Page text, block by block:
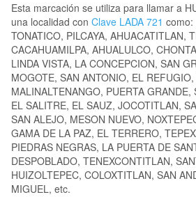
Esta marcación se utiliza para llamar a
una localidad con Clave LADA 721 como:
TONATICO, PILCAYA, AHUACATITLAN,
CACAHUAMILPA, AHUALULCO,
LINDA VISTA, LA CONCEPCION, SAN
MOGOTE, SAN ANTONIO, EL
MALINALTENANGO, PUERTA GRANDE,
EL SALITRE, EL SAUZ, JOCOTITLAN,
SAN ALEJO, MESON NUEVO,
GAMA DE LA PAZ, EL TERRERO,
PIEDRAS NEGRAS, LA PUERTA DE
DESPOBLADO, TENEXCONTITLAN,
HUIZOLTEPEC, COLOXTITLAN, SAN
MIGUEL, etc.